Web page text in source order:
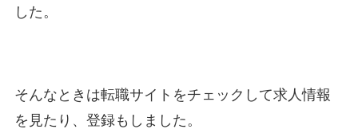
した。
そんなときは転職サイトをチェックして求人情報
を見たり、登録もしました。